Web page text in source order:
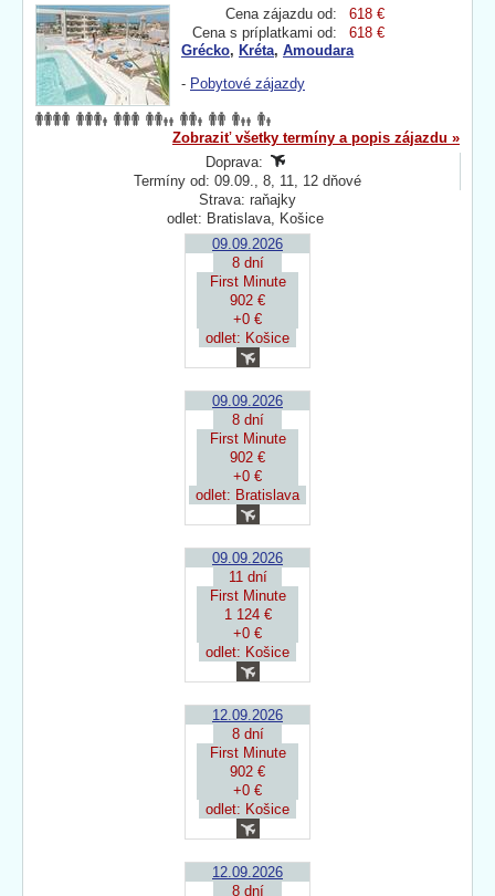
Cena zájazdu od:
618 €
Cena s príplatkami od:
618 €
Grécko, Kréta, Amoudara
- Pobytové zájazdy
Zobraziť všetky termíny a popis zájazdu »
Doprava:
Termíny od: 09.09., 8, 11, 12 dňové
Strava: raňajky
odlet: Bratislava, Košice
09.09.2026
8 dní
First Minute
902 €
+0 €
odlet: Košice
09.09.2026
8 dní
First Minute
902 €
+0 €
odlet: Bratislava
09.09.2026
11 dní
First Minute
1 124 €
+0 €
odlet: Košice
12.09.2026
8 dní
First Minute
902 €
+0 €
odlet: Košice
12.09.2026
8 dní